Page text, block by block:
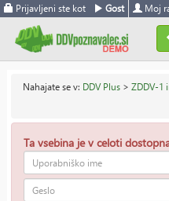
Prijavljeni ste kot Gost Moj
Nahajate se v: DDV Plus > ZDDV-1
Ta vsebina je v celoti